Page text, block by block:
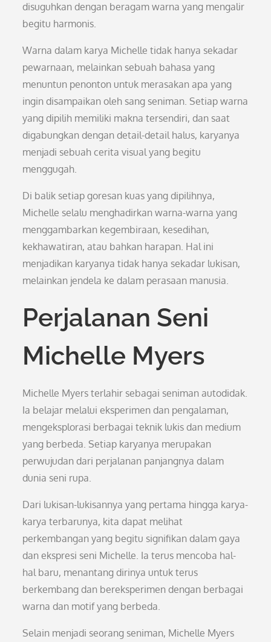
disuguhkan dengan beragam warna yang mengalir
begitu harmonis.
Warna dalam karya Michelle tidak hanya sekadar
pewarnaan, melainkan sebuah bahasa yang
menuntun penonton untuk merasakan apa yang
ingin disampaikan oleh sang seniman. Setiap warna
yang dipilih memiliki makna tersendiri, dan saat
digabungkan dengan detail-detail halus, karyanya
menjadi sebuah cerita visual yang begitu
menggugah.
Di balik setiap goresan kuas yang dipilihnya,
Michelle selalu menghadirkan warna-warna yang
menggambarkan kegembiraan, kesedihan,
kekhawatiran, atau bahkan harapan. Hal ini
menjadikan karyanya tidak hanya sekadar lukisan,
melainkan jendela ke dalam perasaan manusia.
Perjalanan Seni
Michelle Myers
Michelle Myers terlahir sebagai seniman autodidak.
Ia belajar melalui eksperimen dan pengalaman,
mengeksplorasi berbagai teknik lukis dan medium
yang berbeda. Setiap karyanya merupakan
perwujudan dari perjalanan panjangnya dalam
dunia seni rupa.
Dari lukisan-lukisannya yang pertama hingga karya-
karya terbarunya, kita dapat melihat
perkembangan yang begitu signifikan dalam gaya
dan ekspresi seni Michelle. Ia terus mencoba hal-
hal baru, menantang dirinya untuk terus
berkembang dan bereksperimen dengan berbagai
warna dan motif yang berbeda.
Selain menjadi seorang seniman, Michelle Myers